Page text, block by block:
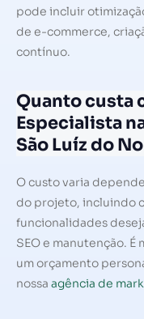
pode incluir
de e-commerce,
contínuo.
Quanto custa
Especialista
São Luíz do
O custo varia
do projeto, incluindo
funcionalidades
SEO e manutenção.
um orçamento
nossa agência de